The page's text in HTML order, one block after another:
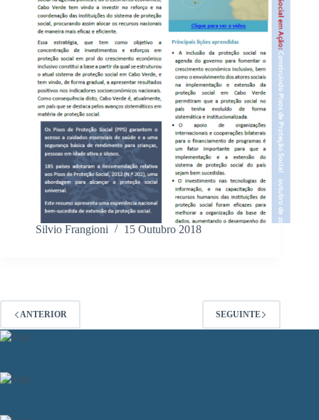
Silvio Frangioni 15 Outubro 2018
ANTERIOR SEGUINTE